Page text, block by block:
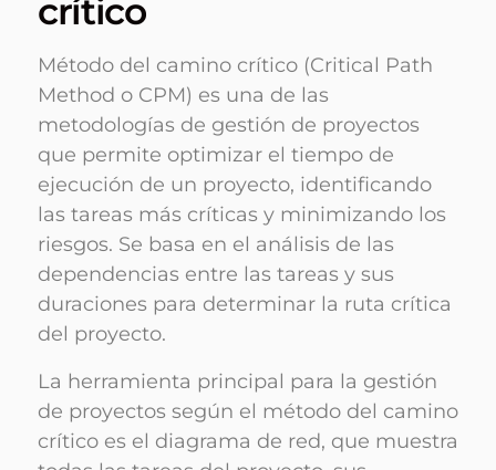
crítico
Método del camino crítico (Critical Path
Method o CPM) es una de las
metodologías de gestión de proyectos
que permite optimizar el tiempo de
ejecución de un proyecto, identificando
las tareas más críticas y minimizando los
riesgos. Se basa en el análisis de las
dependencias entre las tareas y sus
duraciones para determinar la ruta crítica
del proyecto.
La herramienta principal para la gestión
de proyectos según el método del camino
crítico es el diagrama de red, que muestra